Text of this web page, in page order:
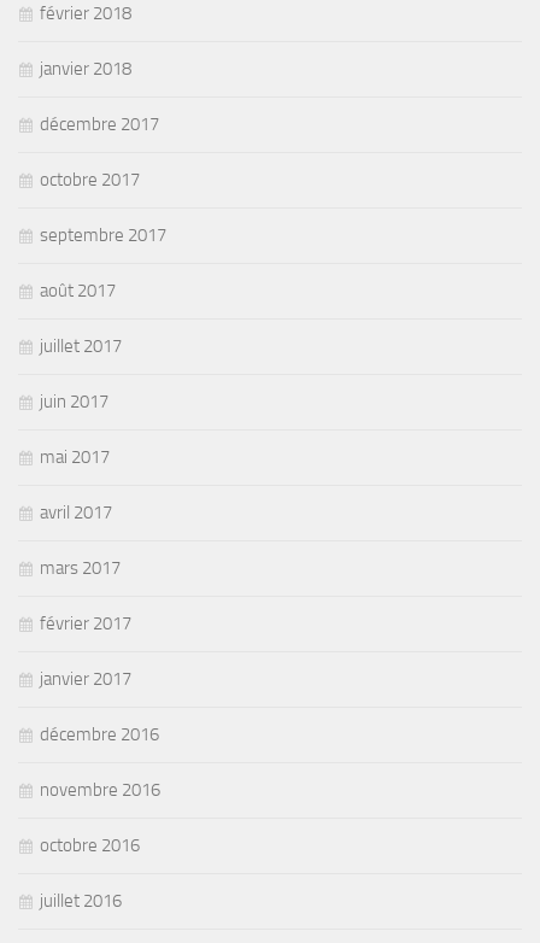
février 2018
janvier 2018
décembre 2017
octobre 2017
septembre 2017
août 2017
juillet 2017
juin 2017
mai 2017
avril 2017
mars 2017
février 2017
janvier 2017
décembre 2016
novembre 2016
octobre 2016
juillet 2016